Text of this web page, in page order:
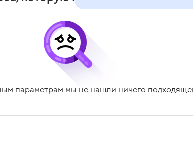
параметрам мы не нашли ничего